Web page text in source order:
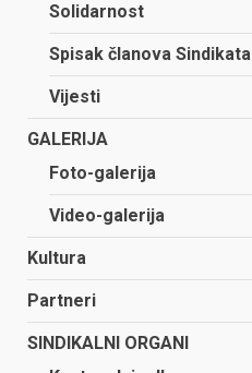
Solidarnost
Spisak članova Sindikata
Vijesti
GALERIJA
Foto-galerija
Video-galerija
Kultura
Partneri
SINDIKALNI ORGANI